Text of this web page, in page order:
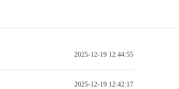
2025-12-19 12:44:55
2025-12-19 12:42:17